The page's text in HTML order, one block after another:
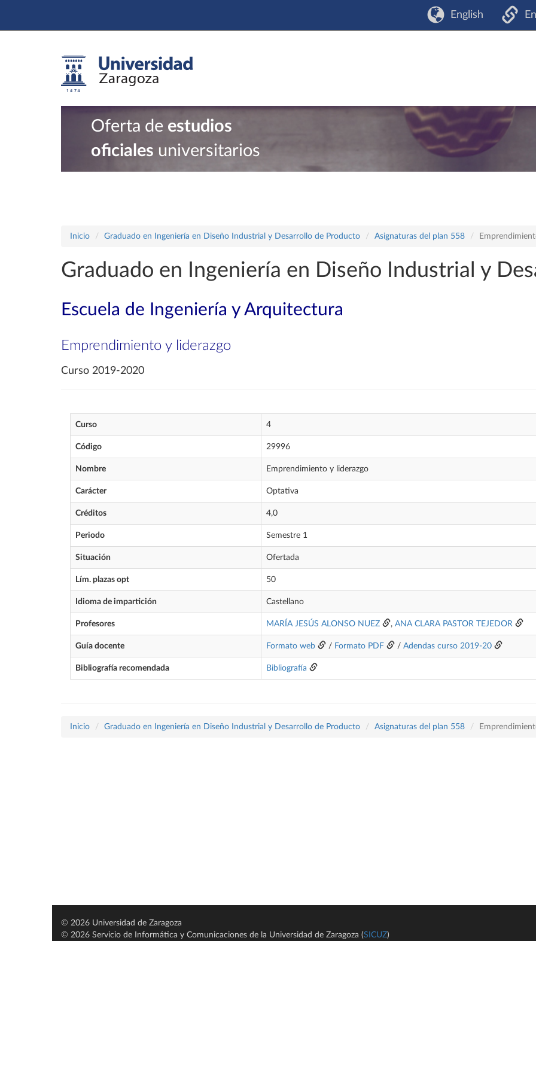
English
Oferta de estudios
oficiales universitarios
Inicio Graduado en Ingeniería en Diseño Industrial y Desarrollo de Producto Asignaturas del plan 558
Graduado en Ingeniería en Diseño Industrial y
Escuela de Ingeniería y Arquitectura
Emprendimiento y liderazgo
Curso 2019-2020
Curso 4
Código 29996
Nombre Emprendimiento y liderazgo
Carácter Optativa
Créditos 4,0
Periodo Semestre 1
Situación Ofertada
Lím. plazas opt 50
Idioma de impartición Castellano
Profesores MARÍA JESÚS ALONSO NUEZ , ANA CLARA PASTOR TEJEDOR
Guía docente Formato web / Formato PDF / Adendas curso 2019-20
Bibliografía recomendada Bibliografía
Inicio Graduado en Ingeniería en Diseño Industrial y Desarrollo de Producto Asignaturas del plan 558
© 2026 Universidad de Zaragoza
© 2026 Servicio de Informática y Comunicaciones de la Universidad de Zaragoza (SICUZ)